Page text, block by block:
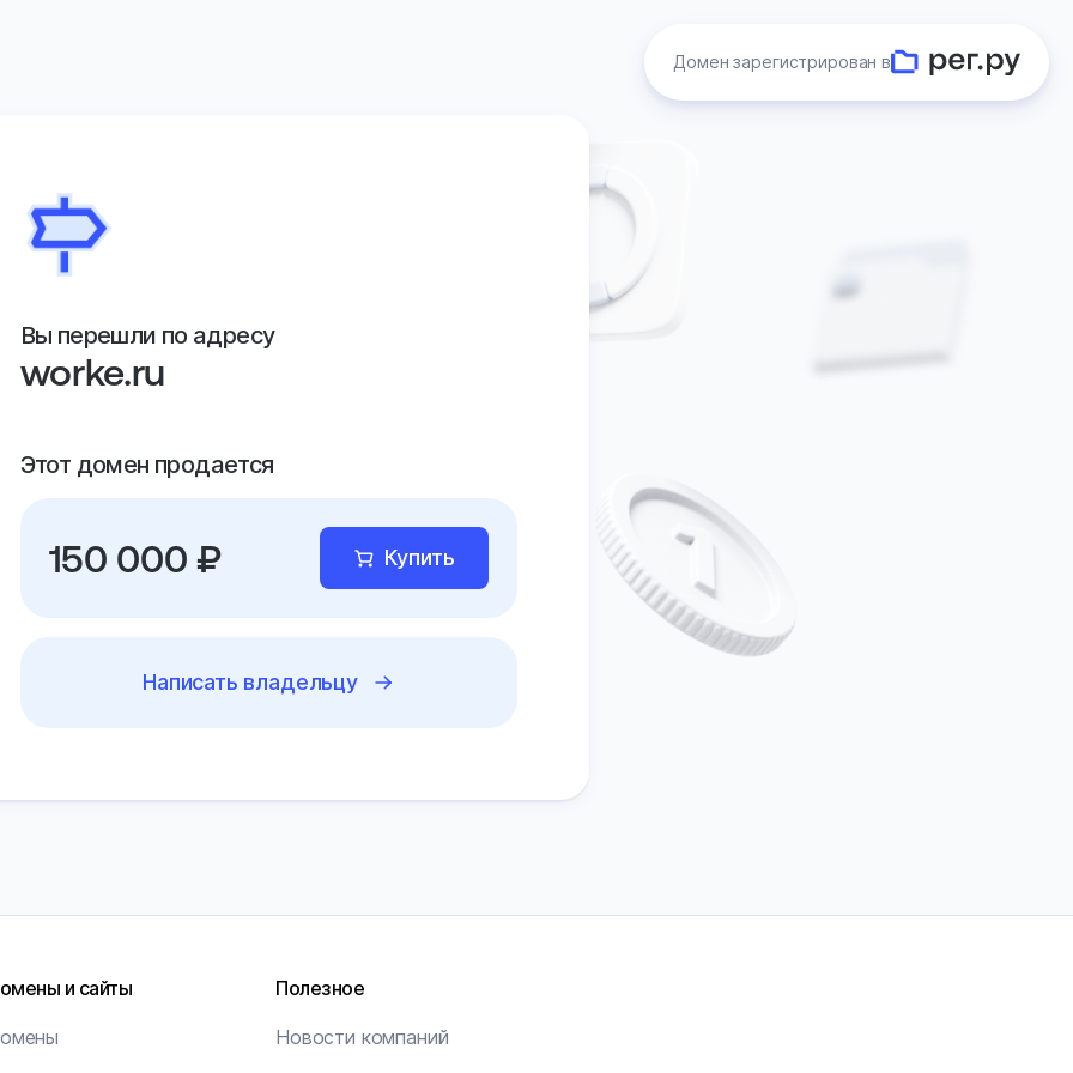
Домен зарегистрирован в
Вы перешли по адресу
worke.ru
Этот домен продается
150 000 ₽ Купить
Написать владельцу
и сайты Полезное
Новости компаний